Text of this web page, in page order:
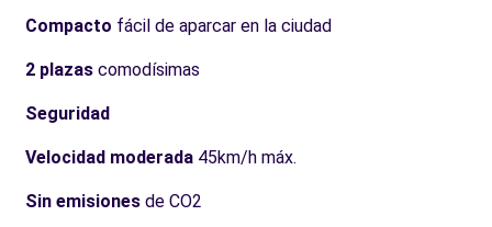
Compacto fácil de aparcar en la ciudad
2 plazas comodísimas
Seguridad
Velocidad moderada 45km/h máx.
Sin emisiones de CO2